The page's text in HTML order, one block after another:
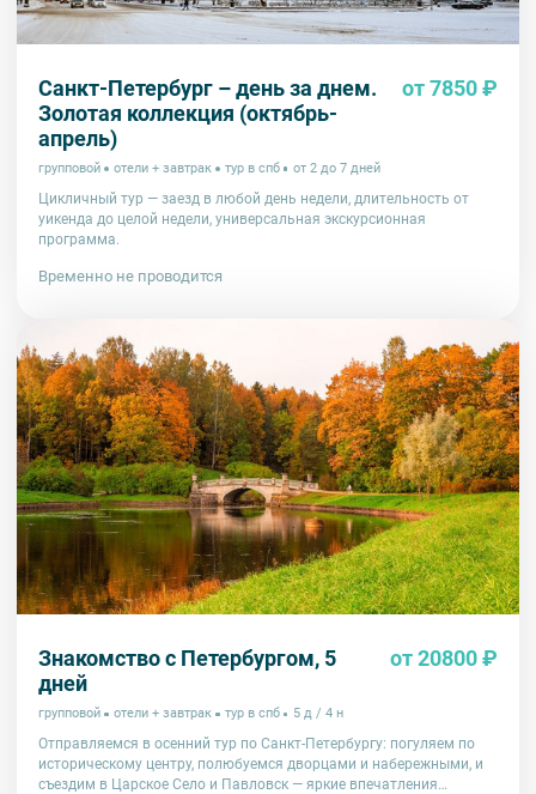
Санкт-Петербург – день за днем.
Золотая коллекция (октябрь-
апрель)
от 7850 ₽
групповой отели + завтрак тур в спб от 2 до 7 дней
Цикличный тур — заезд в любой день недели, длительность от
уикенда до целой недели, универсальная экскурсионная
программа.
Временно не проводится
Знакомство с Петербургом, 5
дней
от 20800 ₽
групповой отели + завтрак тур в спб 5 д / 4 н
Отправляемся в осенний тур по Санкт-Петербургу: погуляем по
историческому центру, полюбуемся дворцами и набережными, и
съездим в Царское Село и Павловск — яркие впечатления